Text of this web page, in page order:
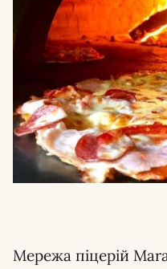
Мережа піцерій